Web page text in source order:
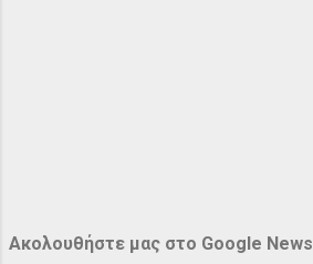
Ακολουθήστε μας στο Google News